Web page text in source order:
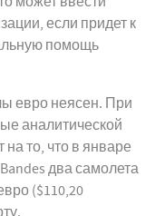
если придет к
помощь
евро неясен. При
аналитической
то, что в январе
два самолета
($110,20